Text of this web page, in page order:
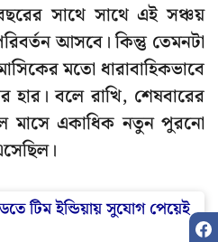
সাথে সাথে এই সঞ্চয়
আসবে। কিন্তু তেমনটা
মতো ধারাবাহিকভাবে
বলে রাখি, শেষবারের
মাসে একাধিক নতুন পুরনো
টিম ইন্ডিয়ায় সুযোগ পেয়েই